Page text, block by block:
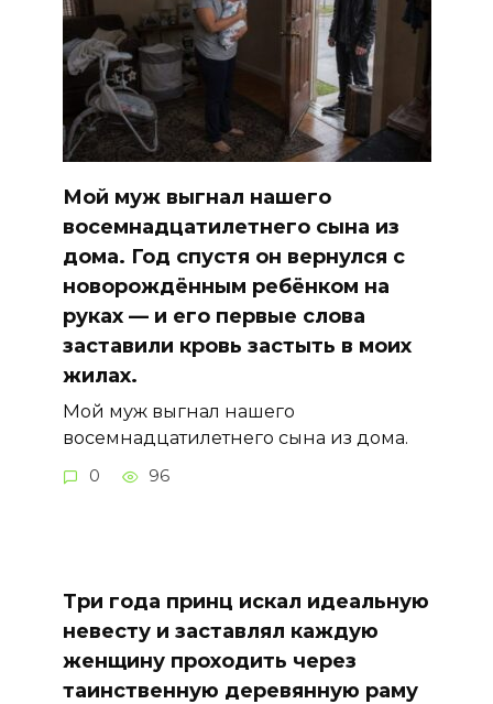
Мой муж выгнал нашего
восемнадцатилетнего сына из
дома. Год спустя он вернулся с
новорождённым ребёнком на
руках — и его первые слова
заставили кровь застыть в моих
жилах.
Мой муж выгнал нашего
восемнадцатилетнего сына из дома.
0 96
Три года принц искал идеальную
невесту и заставлял каждую
женщину проходить через
таинственную деревянную раму